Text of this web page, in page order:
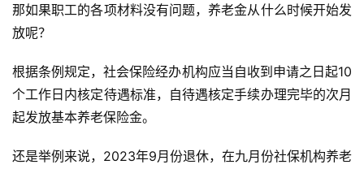
那如果职工的各项材料没有问题，养老金从什么时候开始发
放呢？
根据条例规定，社会保险经办机构应当自收到申请之日起10
个工作日内核定待遇标准，自待遇核定手续办理完毕的次月
起发放基本养老保险金。
还是举例来说，2023年9月份退休，在九月份社保机构养老